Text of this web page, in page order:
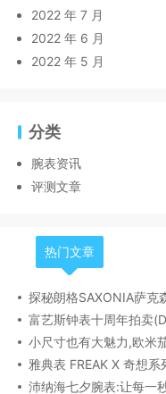
2022 年 7 月
2022 年 6 月
2022 年 5 月
分类
腕表资讯
评测文章
热门文章
探秘朗格SAXONIA萨克
雅典表 FREAK X 奇想
沛纳海七夕腕表:让每一